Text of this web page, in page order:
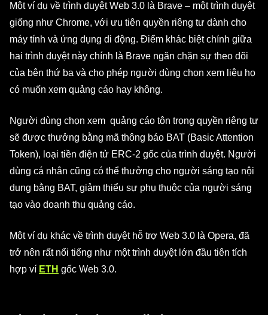
Một ví dụ về trình duyệt Web 3.0 là Brave – một trình duyệt
giống như Chrome, với ưu tiên quyền riêng tư dành cho
máy tính và ứng dụng di động. Điểm khác biệt chính giữa
hai trình duyệt này chính là Brave ngăn chặn sự theo dõi
của bên thứ ba và cho phép người dùng chọn xem liệu họ
có muốn xem quảng cáo hay không.
Người dùng chọn xem quảng cáo tôn trọng quyền riêng tư
sẽ được thưởng bằng mã thông báo BAT (Basic Attention
Token), loại tiền điện tử ERC-2 gốc của trình duyệt. Người
dùng cá nhân cũng có thể thưởng cho người sáng tạo nội
dung bằng BAT, giảm thiểu sự phụ thuộc của người sáng
tạo vào doanh thu quảng cáo.
Một ví dụ khác về trình duyệt hỗ trợ Web 3.0 là Opera, đã
trở nên rất nổi tiếng như một trình duyệt lớn đầu tiên tích
hợp ví ETH gốc Web 3.0.